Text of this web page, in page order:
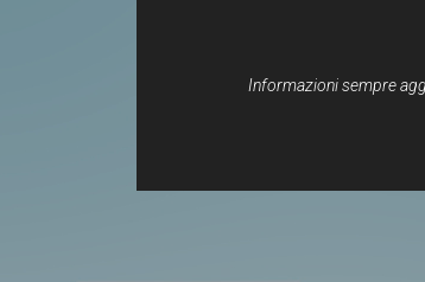
Informazioni sempre aggiornate